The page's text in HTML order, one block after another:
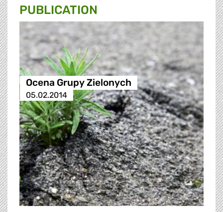
PUBLICATION
Ocena Grupy Zielonych
05.02.2014